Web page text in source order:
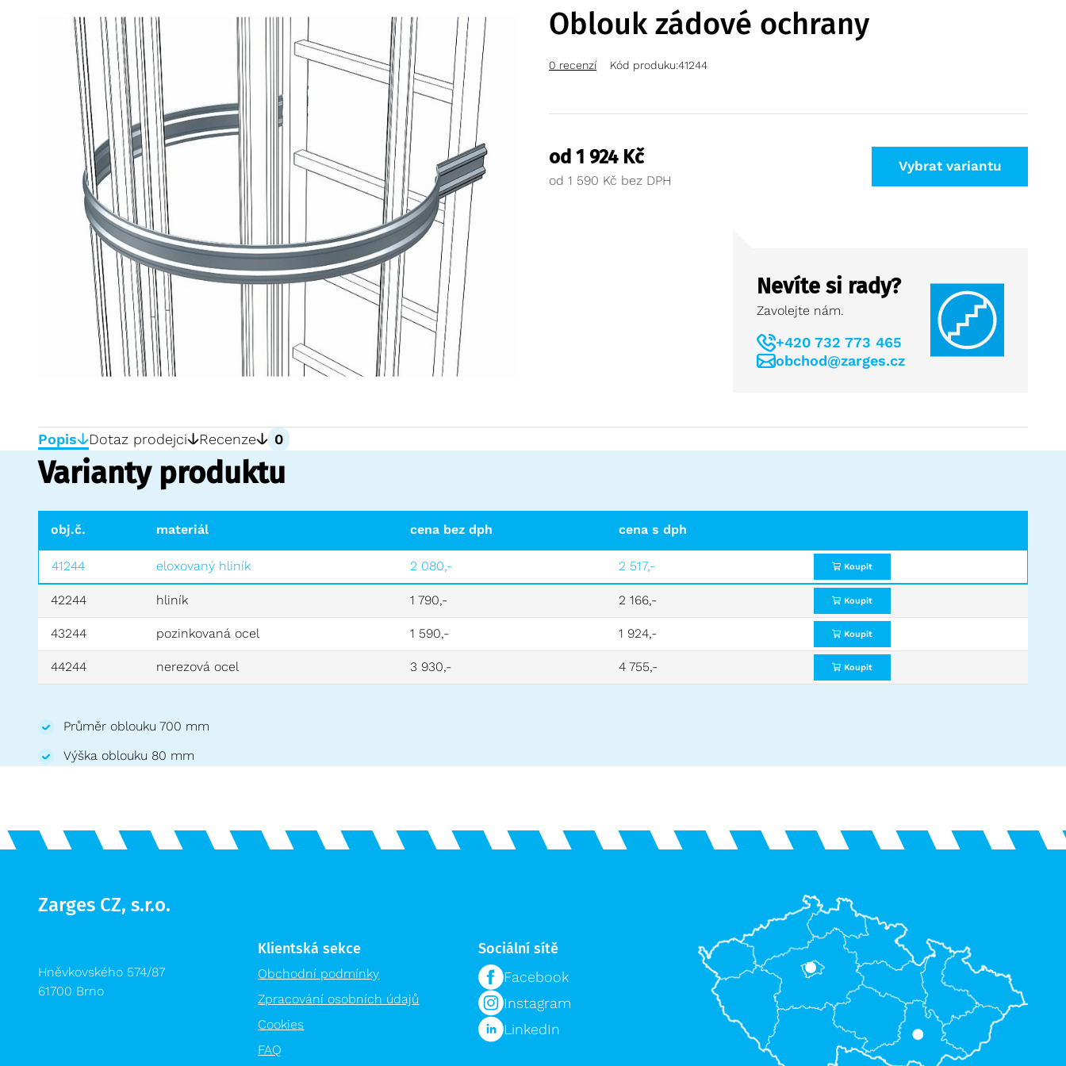
Oblouk zádové ochrany
0 recenzí Kód produku:41244
od 1 924 Kč
od 1 590 Kč
Vybrat variantu
Nevíte si rady?
Zavolejte nám.
+420 732 773 465
obchod@zarges.cz
Popis Dotaz prodejci Recenze 0
Varianty produktu
obj.č. materiál cena bez dph cena s dph
41244 eloxovaný hliník 2 080,- 2 517,- Koupit
42244 hliník 1 790,- 2 166,- Koupit
43244 pozinkovaná ocel 1 590,- 1 924,- Koupit
44244 nerezová ocel 3 930,- 4 755,- Koupit
Průměr oblouku 700 mm
Výška oblouku 80 mm
Zarges CZ, s.r.o.
Hněvkovského 574/87
61700 Brno
Klientská sekce
Obchodní podmínky
Zpracování osobních údajů
Cookies
FAQ
Sociální sítě
Facebook
Instagram
LinkedIn